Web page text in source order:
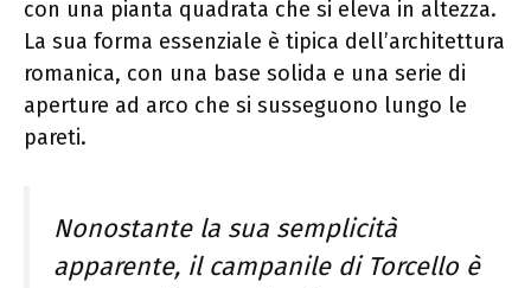
con una pianta quadrata che si eleva in altezza.
La sua forma essenziale è tipica dell’architettura
romanica, con una base solida e una serie di
aperture ad arco che si susseguono lungo le
pareti.
Nonostante la sua semplicità
apparente, il campanile di Torcello è